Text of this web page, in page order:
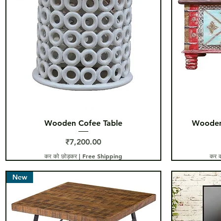
त्वरित दृश्य
Wooden Cofee Table
मूल्य
₹7,200.00
कर को छोड़कर| Free Shipping कर
New